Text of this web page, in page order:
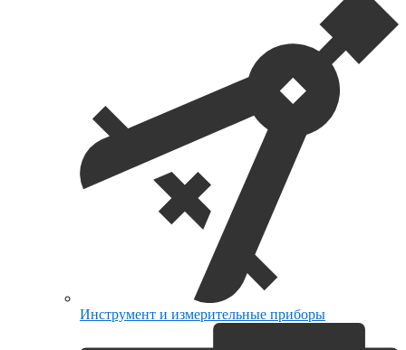
Инструмент и измерительные приборы